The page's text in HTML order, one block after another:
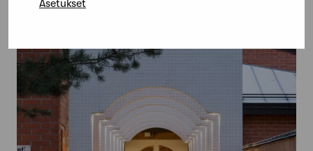
Asetukset